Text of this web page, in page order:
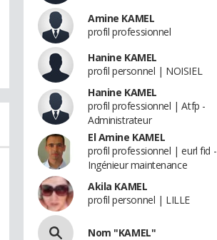
Amine KAMEL
profil professionnel
Hanine KAMEL
profil personnel | NOISIEL
Hanine KAMEL
profil professionnel | Atfp -
Administrateur
El Amine KAMEL
profil professionnel | eurl fid -
Ingénieur maintenance
Akila KAMEL
profil personnel | LILLE
Nom "KAMEL"